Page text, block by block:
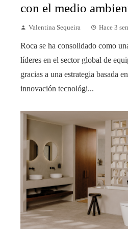
con el medio
Valentina Sequeira Hace 3
Roca se ha consolidado como
líderes en el sector global de
gracias a una estrategia basada
innovación tecnológi...